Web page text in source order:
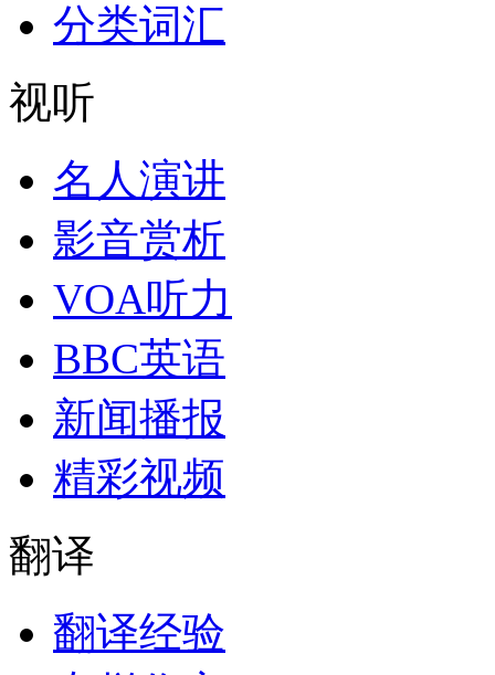
分类词汇
视听
名人演讲
影音赏析
VOA听力
BBC英语
新闻播报
精彩视频
翻译
翻译经验